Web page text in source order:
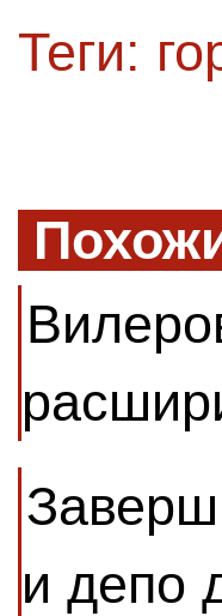
Теги:
и депо